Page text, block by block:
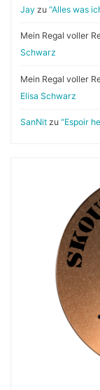
Jayzu “Alles was
Mein Regal voller
Schwarz
Mein Regal voller
Elisa Schwarz
SanNitzu “Espoir